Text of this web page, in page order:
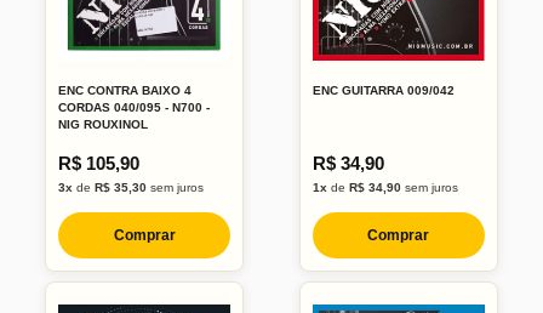
ENC CONTRA BAIXO 4
CORDAS 040/095 - N700 -
NIG ROUXINOL
R$ 105,90
3x de R$ 35,30 sem juros
Comprar
ENC GUITARRA 009/042
R$ 34,90
1xde R$ 34,90sem juros
Comprar